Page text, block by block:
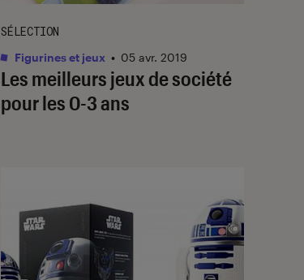
Les meilleurs jeux de société
pour les 0-3 ans
SÉLECTION
Figurines et jeux • 05 avr. 2019